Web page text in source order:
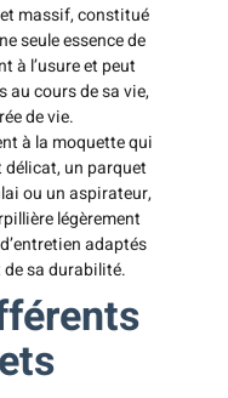
massif, constitué
seule essence de
à l’usure et peut
au cours de sa vie,
de vie.
à la moquette qui
un parquet
ou un aspirateur,
légèrement
adaptés
sa durabilité.